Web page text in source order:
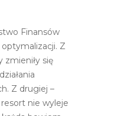
Finansów
Z
zmieniły się
Z drugiej –
nie wyleje